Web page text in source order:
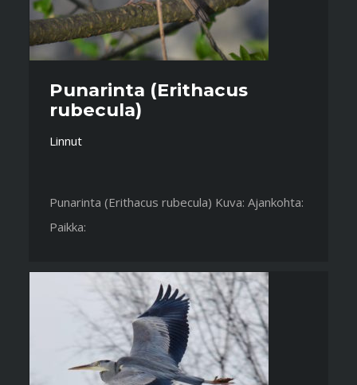
Punarinta (Erithacus
rubecula)
Linnut
Punarinta (Erithacus rubecula) Kuva: Ajankohta:
Paikka: